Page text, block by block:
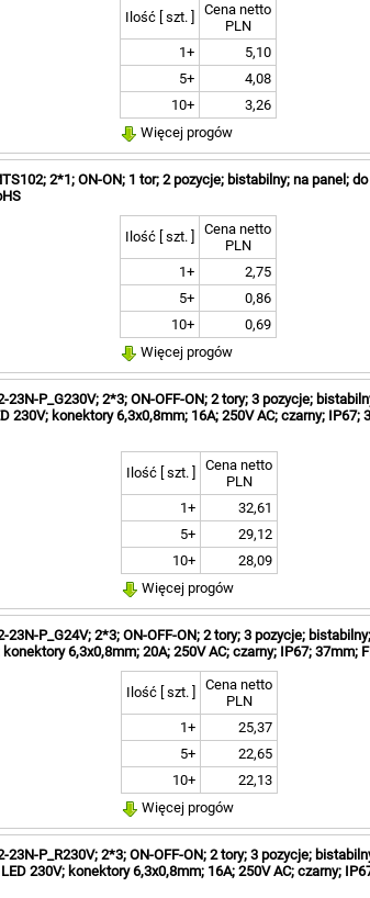
Ilość [ szt. ]
Cena netto
PLN
1+
5,10
5+
4,08
10+
3,26
Więcej progów
2*1; ON-ON; 1 tor; 2 pozycje; bistabilny; na panel;
Ilość [ szt. ]
Cena netto
PLN
1+
2,75
5+
0,86
10+
0,69
Więcej progów
23N-P_G230V; 2*3; ON-OFF-ON; 2 tory; 3 pozycje;
230V; konektory 6,3x0,8mm; 16A; 250V AC; czarny; IP67;
Ilość [ szt. ]
Cena netto
PLN
1+
32,61
5+
29,12
10+
28,09
Więcej progów
23N-P_G24V; 2*3; ON-OFF-ON; 2 tory; 3 pozycje;
6,3x0,8mm; 20A; 250V AC; czarny; IP67; 37mm;
Ilość [ szt. ]
Cena netto
PLN
1+
25,37
5+
22,65
10+
22,13
Więcej progów
23N-P_R230V; 2*3; ON-OFF-ON; 2 tory; 3 pozycje;
230V; konektory 6,3x0,8mm; 16A; 250V AC; czarny;